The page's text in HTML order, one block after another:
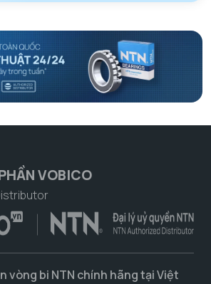
VOBICO
vòng bi NTN chính hãng tại Việt